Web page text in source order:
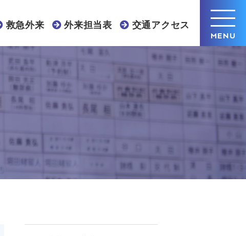
救急外来 外来担当表 交通アクセス
MENU